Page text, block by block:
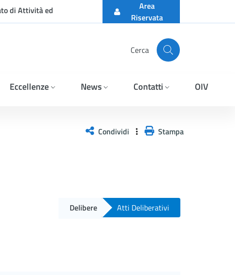
di Attività ed
Area
Riservata
Cerca
Eccellenze News Contatti OIV
Condividi Stampa
Delibere Atti Deliberativi